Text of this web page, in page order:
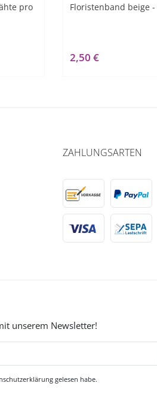
pro
Floristenband beige
2,50 €
ZAHLUNGSARTEN
unserem Newsletter!
gelesen habe.